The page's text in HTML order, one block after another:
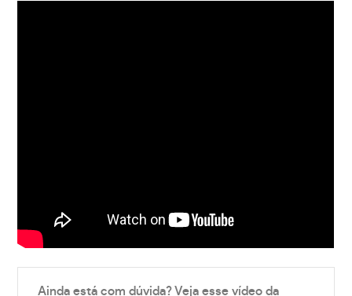
Ainda está com dúvida? Veja esse vídeo da